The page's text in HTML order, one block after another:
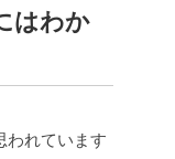
はわか
われています